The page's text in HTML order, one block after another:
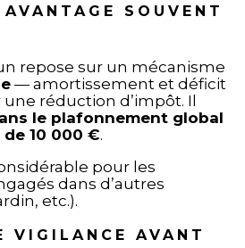
SOUVENT
repose sur un mécanisme
— amortissement et déficit
réduction d’impôt. Il
le plafonnement global
10 000 €.
pour les
dans d’autres
etc.).
VIGILANCE AVANT